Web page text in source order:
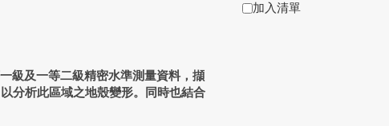
級及一等二級精密水準測量資料，擷
分析此區域之地殼變形。同時也結合
加入清單